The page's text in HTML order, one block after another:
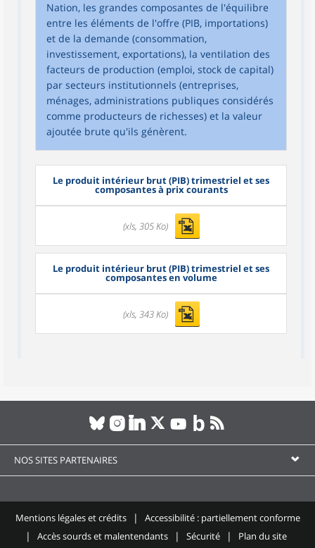
Nation, les grandes composantes de l'équilibre
entre les éléments de l'offre (PIB, importations)
et de la demande (consommation,
investissement, exportations), la ventilation des
facteurs de production (emploi, stock de capital)
par secteurs institutionnels (entreprises,
ménages, administrations publiques considérés
comme producteurs de richesses) et la valeur
ajoutée brute qu'ils génèrent.
Le produit intérieur brut (PIB) trimestriel et ses
composantes à prix courants
(xls, 305 Ko)
Le produit intérieur brut (PIB) trimestriel et ses
composantes en volume
(xls, 343 Ko)
NOS SITES PARTENAIRES
Mentions légales et crédits
Accessibilité : partiellement conforme
Accès sourds et malentendants
Sécurité Plan du site